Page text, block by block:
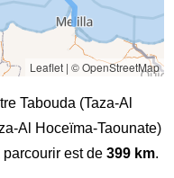
Leaflet| © OpenStreetMap
Tabouda (Taza-Al
Al Hoceïma-Taounate)
est de 399 km.